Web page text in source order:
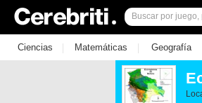
Ciencias | Matemáticas | Geografía